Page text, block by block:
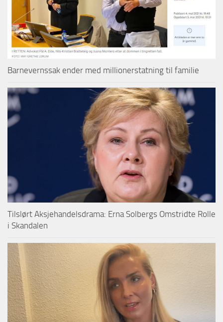
Barnevernssak ender med millionerstatning til familie
Tilslørt Aksjehandelsdrama: Erna Solbergs Omstridte Rolle
i Skandalen